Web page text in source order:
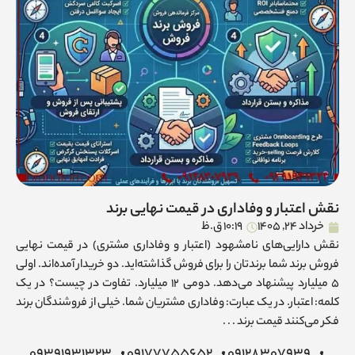
نقش اعتبار و وفاداری در قیمت نهایی برند
خرداد 24, 1405
10:19 ق.ظ
نقش دارایی‌های نامشهود (اعتبار و وفاداری مشتری) در قیمت نهایی
فروش برند شما برندتان را برای فروش گذاشته‌اید. دو خریدار آمده‌اند. اولی
۵ میلیارد پیشنهاد می‌دهد. دومی ۱۲ میلیارد. تفاوت در چیست؟ در یک
کلمه: اعتبار. در یک عبارت: وفاداری مشتریان شما. خیلی از فروشندگان برند
فکر می‌کنند قیمت برند . . .